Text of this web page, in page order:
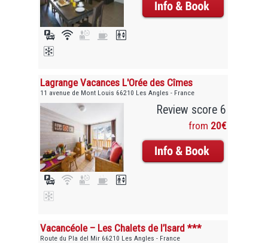
Lagrange Vacances L'Orée des Cîmes
11 avenue de Mont Louis 66210 Les Angles - France
Review score 6
from 20€
Vacancéole – Les Chalets de l’Isard ***
Route du Pla del Mir 66210 Les Angles - France